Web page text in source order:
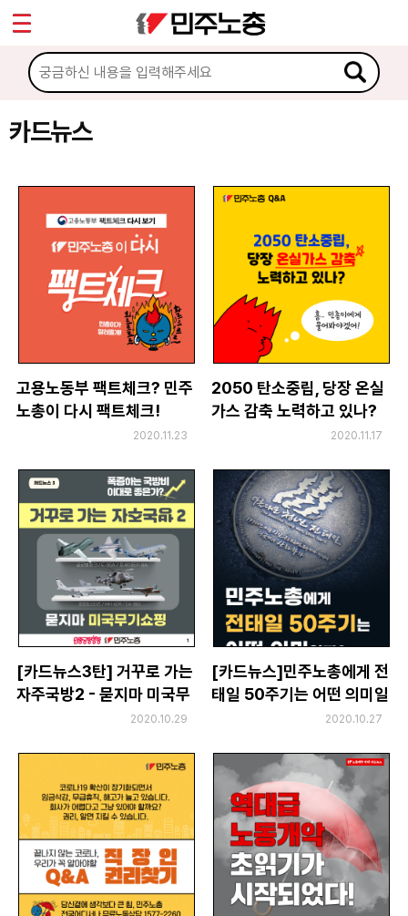
카드뉴스
고용노동부 팩트체크? 민주
노총이 다시 팩트체크!
2020.11.23
2050 탄소중립, 당장 온실
가스 감축 노력하고 있나?
2020.11.17
[카드뉴스3탄] 거꾸로 가는
자주국방2 - 묻지마 미국무
2020.10.29
[카드뉴스]민주노총에게 전
태일 50주기는 어떤 의미일
2020.10.27
마이페이지
소개
소식
문서자료
이미지자료
카드뉴스
업무
Sketchbook5, 스케치북5
Sketchbook5, 스케치북5